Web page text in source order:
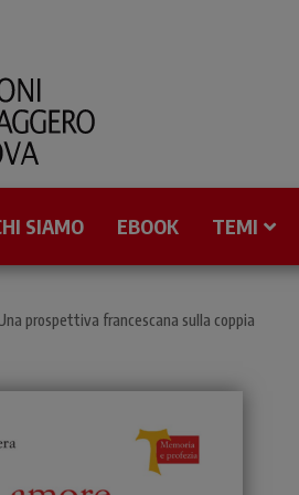
SIAMO EBOOK TEMI
prospettiva francescana sulla coppia